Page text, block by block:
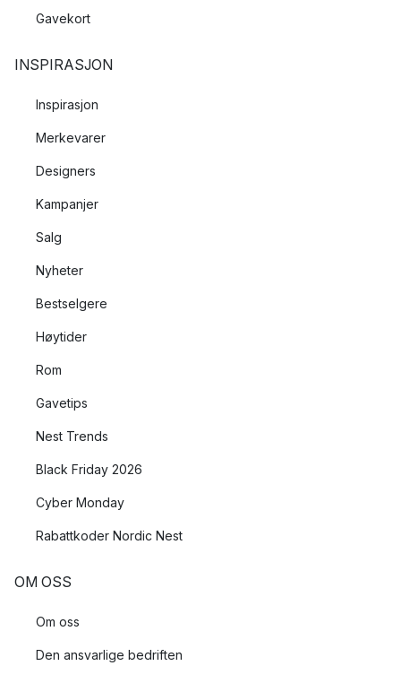
Gavekort
INSPIRASJON
Inspirasjon
Merkevarer
Designers
Kampanjer
Salg
Nyheter
Bestselgere
Høytider
Rom
Gavetips
Nest Trends
Black Friday 2026
Cyber Monday
Rabattkoder Nordic Nest
OM OSS
Om oss
Den ansvarlige bedriften